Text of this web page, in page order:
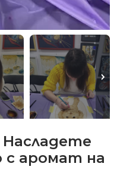
Насладете
с аромат на